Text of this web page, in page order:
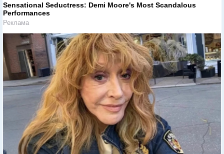
Sensational Seductress: Demi Moore's Most Scandalous
Performances
Реклама